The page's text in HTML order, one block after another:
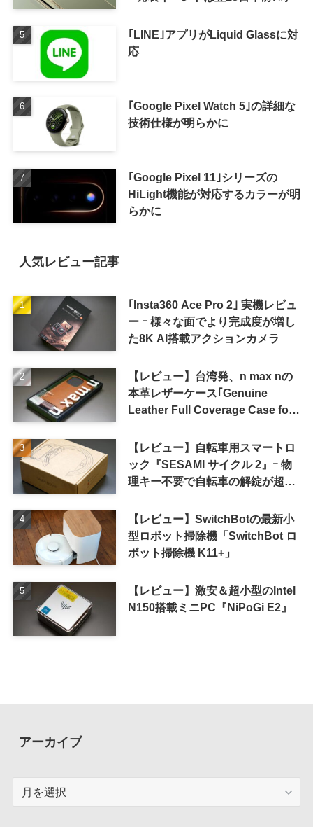
｢LINE｣アプリがLiquid Glassに対
応
｢Google Pixel Watch 5｣の詳細な
技術仕様が明らかに
｢Google Pixel 11｣シリーズの
HiLight機能が対応するカラーが明
らかに
人気レビュー記事
｢Insta360 Ace Pro 2｣ 実機レビュ
ー ｰ 様々な面でより完成度が増し
た8K AI搭載アクションカメラ
【レビュー】台湾発、n max nの
本革レザーケース｢Genuine
Leather Full Coverage Case for
【レビュー】自転車用スマートロ
ック『SESAMI サイクル 2』ｰ 物
理キー不要で自転車の解錠が超簡
【レビュー】SwitchBotの最新小
型ロボット掃除機「SwitchBot ロ
ボット掃除機 K11+」
【レビュー】激安＆超小型のIntel
N150搭載ミニPC『NiPoGi E2』
アーカイブ